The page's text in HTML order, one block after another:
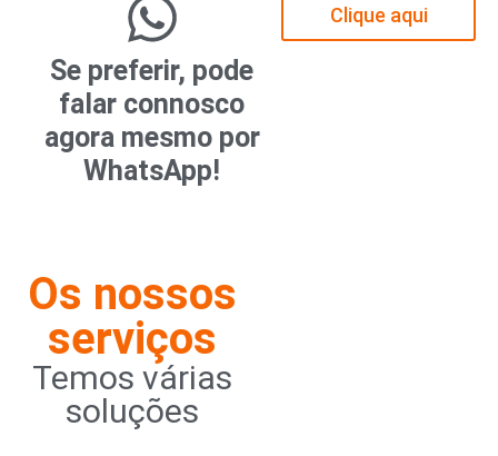
Se preferir, pode
falar connosco
agora mesmo por
WhatsApp!
Clique aqui
Os nossos
serviços
Temos várias
soluções